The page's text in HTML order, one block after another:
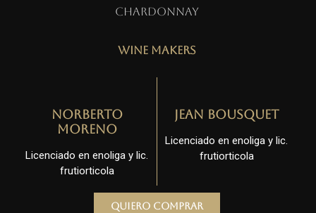
Chardonnay
Wine Makers
Norberto
Moreno
Licenciado en enoliga y lic.
frutiorticola
Jean Bousquet
Licenciado en enoliga y lic.
frutiorticola
Quiero comprar